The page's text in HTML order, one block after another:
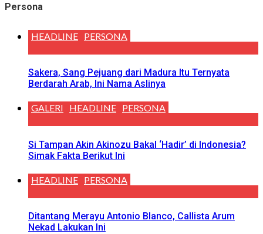
Persona
HEADLINE PERSONA
Sakera, Sang Pejuang dari Madura Itu Ternyata
Berdarah Arab, Ini Nama Aslinya
GALERI HEADLINE PERSONA
Si Tampan Akin Akinozu Bakal ‘Hadir’ di Indonesia?
Simak Fakta Berikut Ini
HEADLINE PERSONA
Ditantang Merayu Antonio Blanco, Callista Arum
Nekad Lakukan Ini